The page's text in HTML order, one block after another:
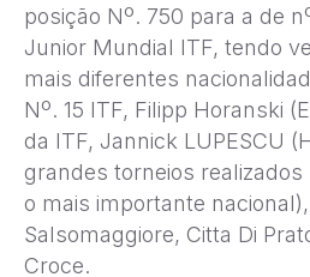
posição Nº. 750 para a de
Junior Mundial ITF, tendo
mais diferentes
Nº. 15 ITF, Filipp Horanski
da ITF, Jannick LUPESCU
grandes torneios realizados
o mais importante
Salsomaggiore, Citta Di
Croce.